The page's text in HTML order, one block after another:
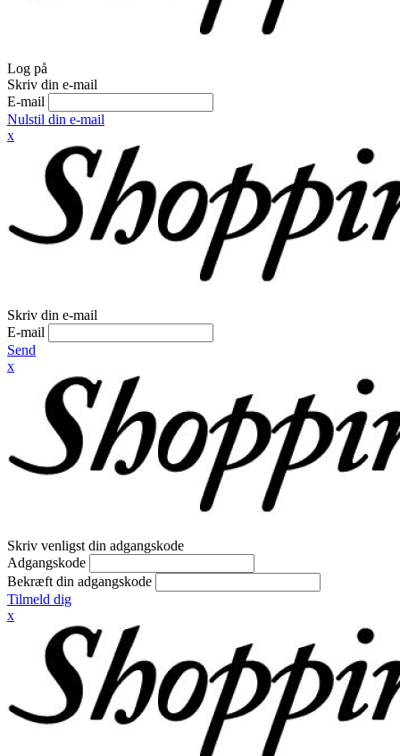
Log på
Skriv din e-mail
E-mail
Nulstil din e-mail
x
Skriv din e-mail
E-mail
Send
x
Skriv venligst din adgangskode
Adgangskode
Bekræft din adgangskode
Tilmeld dig
x